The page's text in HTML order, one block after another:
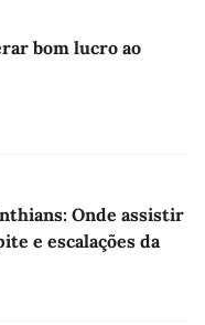
bom lucro ao
Onde assistir
e escalações da